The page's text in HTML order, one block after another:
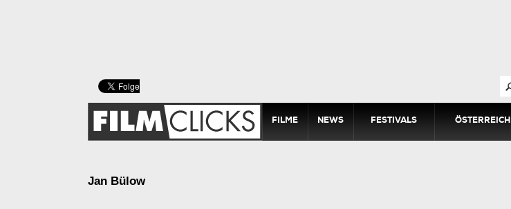
FILME NEWS FESTIVALS ÖSTERREICH
Jan Bülow